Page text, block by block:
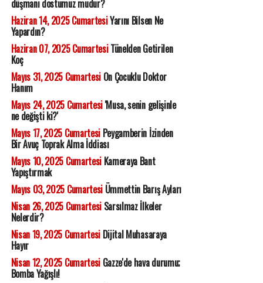
düşmanı dostumuz mudur?
Haziran 14, 2025 CumartesiYarını Bilsen Ne
Yapardın?
Haziran 07, 2025 CumartesiTünelden Getirilen
Koç
Mayıs 31, 2025 CumartesiOn Çocuklu Doktor
Hanım
Mayıs 24, 2025 Cumartesi'Musa, senin gelişinle
ne değişti ki?'
Mayıs 17, 2025 CumartesiPeygamberin İzinden
Bir Avuç Toprak Alma İddiası
Mayıs 10, 2025 CumartesiKameraya Bant
Yapıştırmak
Mayıs 03, 2025 CumartesiÜmmettin Barış Ayları
Nisan 26, 2025 CumartesiSarsılmaz İlkeler
Nelerdir?
Nisan 19, 2025 CumartesiDijital Muhasaraya
Hayır
Nisan 12, 2025 CumartesiGazze'de hava durumu;
Bomba Yağışlı!